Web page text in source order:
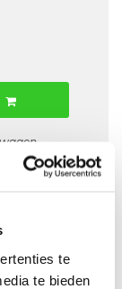
te
te bieden